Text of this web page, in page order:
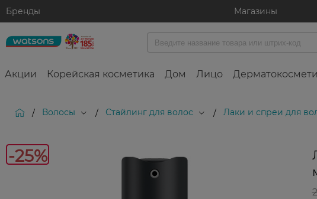
Бренды Магазины
Акции Корейская косметика Дом Лицо
/ Волосы / Стайлинг для волос / Лаки и спреи для
-25%